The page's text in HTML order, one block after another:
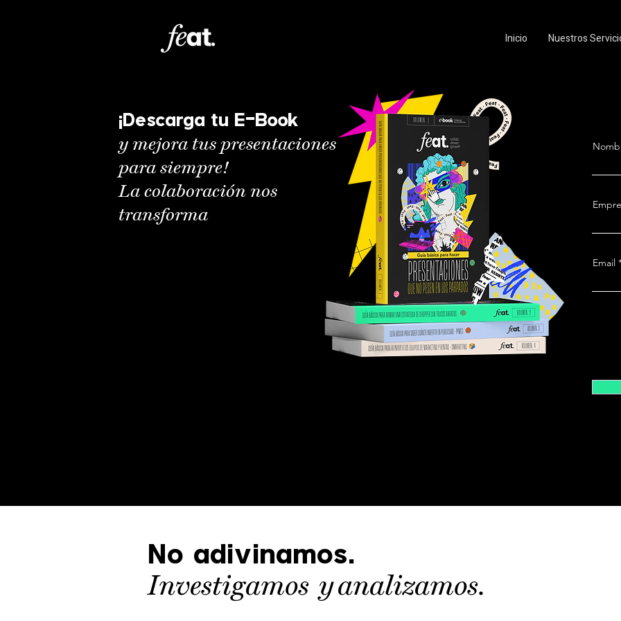
Inicio Nuestros
¡Descarga tu E-Book
y mejora tus presentaciones
para siempre!
La colaboración nos
transforma
Email
No adivinamos.
Investigamos yanalizamos.